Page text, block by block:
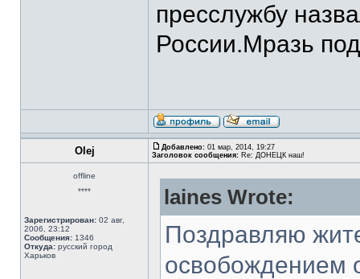
пресслужбу
России.Мразь
Olej Добавлено: 01 мар, 2014, 19:27
Заголовок сообщения: Re: ДОНЕЦК наш!
offline
****
Зарегистрирован: 02 авг,
2006, 23:12
Сообщения: 1346
Откуда: русский город
Харьков
laines Wrote:
Поздравляю
освобождением